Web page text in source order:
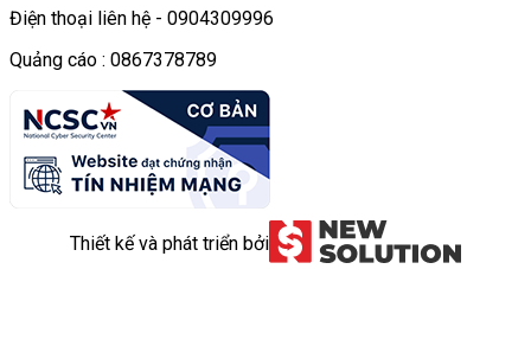
Điện thoại liên hệ - 0904309996
Quảng cáo : 0867378789
Thiết kế và phát triển bởi